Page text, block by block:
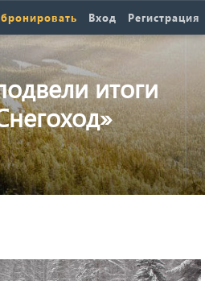
Вход Регистрация
итоги